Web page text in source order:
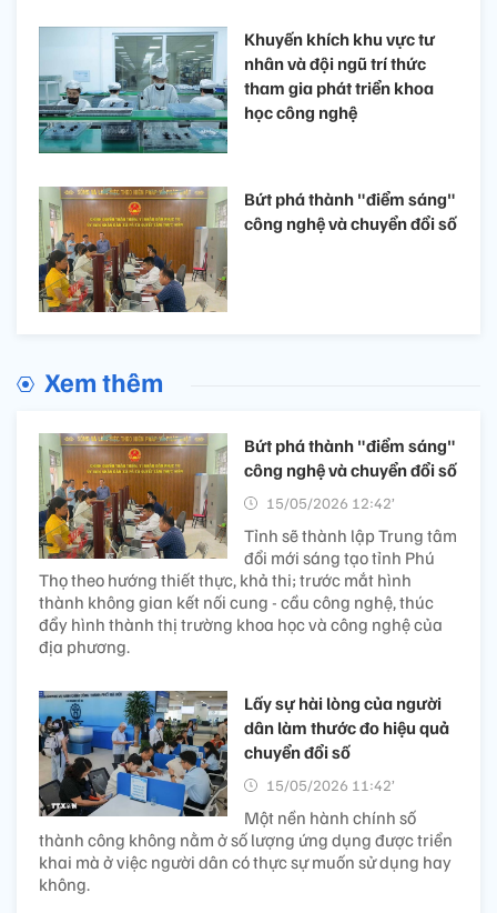
Khuyến khích khu vực tư
nhân và đội ngũ trí thức
tham gia phát triển khoa
học công nghệ
Bứt phá thành "điểm sáng"
công nghệ và chuyển đổi số
Xem thêm
Bứt phá thành "điểm sáng"
công nghệ và chuyển đổi số
15/05/2026 12:42’
Tỉnh sẽ thành lập Trung tâm
đổi mới sáng tạo tỉnh Phú
Thọ theo hướng thiết thực, khả thi; trước mắt hình
thành không gian kết nối cung - cầu công nghệ, thúc
đẩy hình thành thị trường khoa học và công nghệ của
địa phương.
Lấy sự hài lòng của người
dân làm thước đo hiệu quả
chuyển đổi số
15/05/2026 11:42’
Một nền hành chính số
thành công không nằm ở số lượng ứng dụng được triển
khai mà ở việc người dân có thực sự muốn sử dụng hay
không.